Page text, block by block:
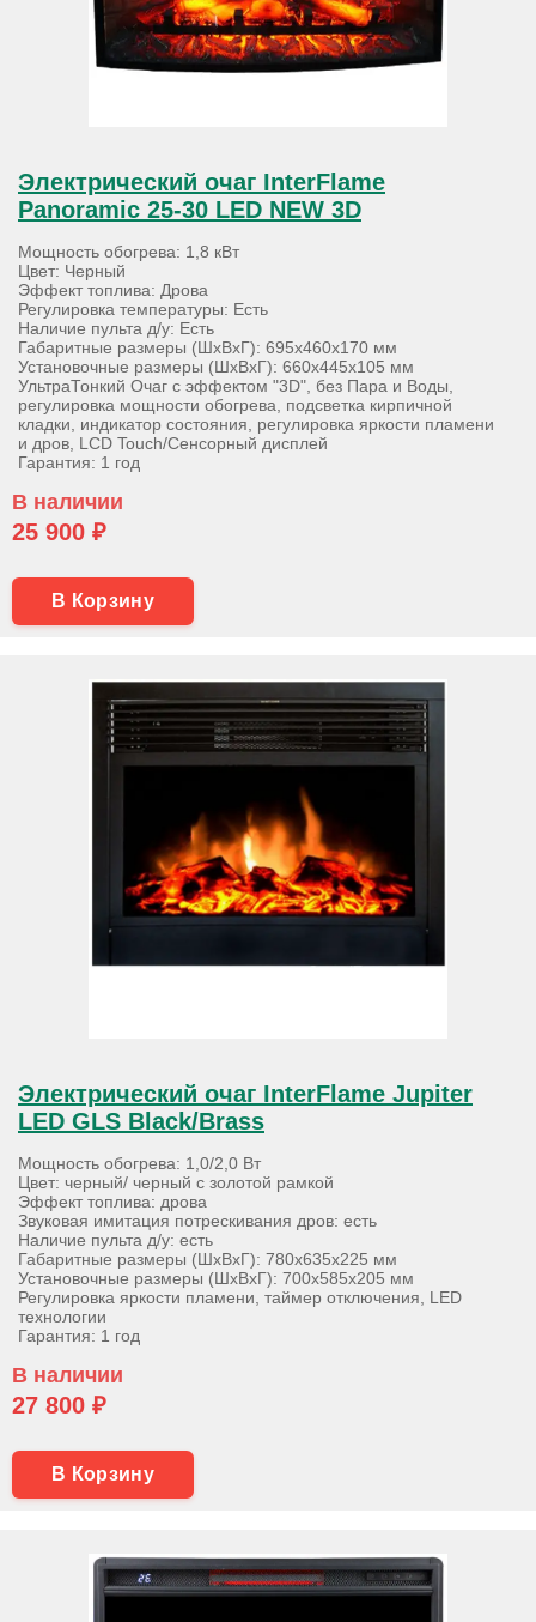
Электрический очаг InterFlame
Panoramic 25-30 LED NEW 3D
Мощность обогрева: 1,8 кВт
Цвет: Черный
Эффект топлива: Дрова
Регулировка температуры: Есть
Наличие пульта д/у: Есть
Габаритные размеры (ШхВхГ): 695х460х170 мм
Установочные размеры (ШхВхГ): 660х445х105 мм
УльтраТонкий Очаг с эффектом "3D", без Пара и Воды,
регулировка мощности обогрева, подсветка кирпичной
кладки, индикатор состояния, регулировка яркости пламени
и дров, LCD Touch/Сенсорный дисплей
Гарантия: 1 год
В наличии
25 900 ₽
В Корзину
Электрический очаг InterFlame Jupiter
LED GLS Black/Brass
Мощность обогрева: 1,0/2,0 Вт
Цвет: черный/ черный с золотой рамкой
Эффект топлива: дрова
Звуковая имитация потрескивания дров: есть
Наличие пульта д/у: есть
Габаритные размеры (ШхВхГ): 780х635х225 мм
Установочные размеры (ШхВхГ): 700х585х205 мм
Регулировка яркости пламени, таймер отключения, LED
технологии
Гарантия: 1 год
В наличии
27 800 ₽
В Корзину